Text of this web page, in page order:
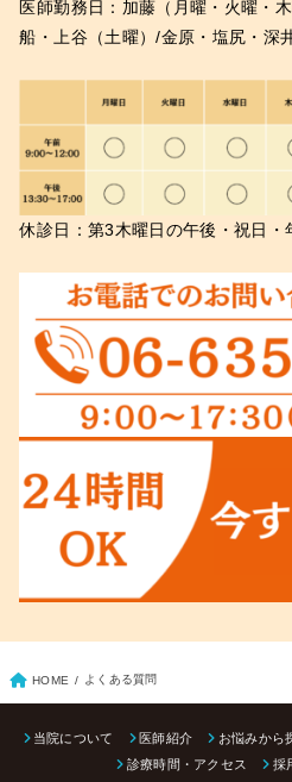
医師勤務日：加藤（月曜・火曜・
船・上谷（土曜）/金原・塩尻・深
休診日：第3木曜日の午後・祝日・
HOME よくある質問
当院について 医師紹介 お悩みから
診療時間・アクセス
採